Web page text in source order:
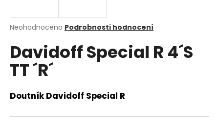
Průměrné
produktu
je
0,0
hvězdiček.
Neohodnoceno Podrobnosti hodnocení
Davidoff Special R 4´S
TT ´R´
Doutník Davidoff Special R
j
t
?